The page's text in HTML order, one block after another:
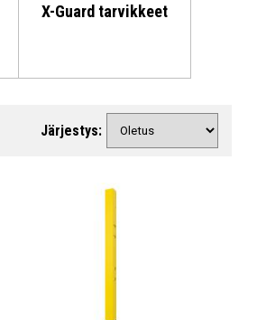
X-Guard tarvikkeet
Järjestys: